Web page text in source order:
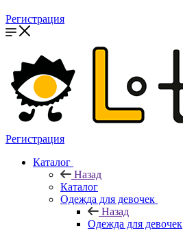
Регистрация
Регистрация
Каталог
Назад
Каталог
Одежда для девочек
Назад
Одежда для девочек